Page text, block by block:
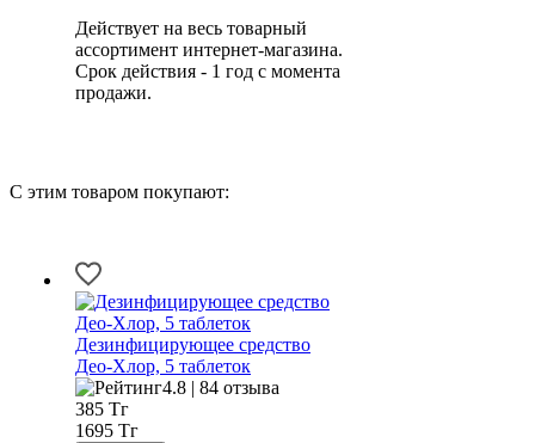
Действует на весь товарный
ассортимент интернет-магазина.
Срок действия - 1 год с момента
продажи.
С этим товаром покупают:
Дезинфицирующее средство
Део-Хлор, 5 таблеток
4.8 | 84 отзыва
385 Тг
1695 Тг